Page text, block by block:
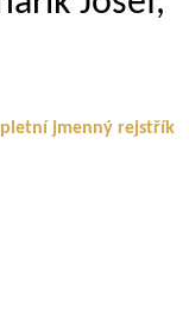
jmenný rejstřík